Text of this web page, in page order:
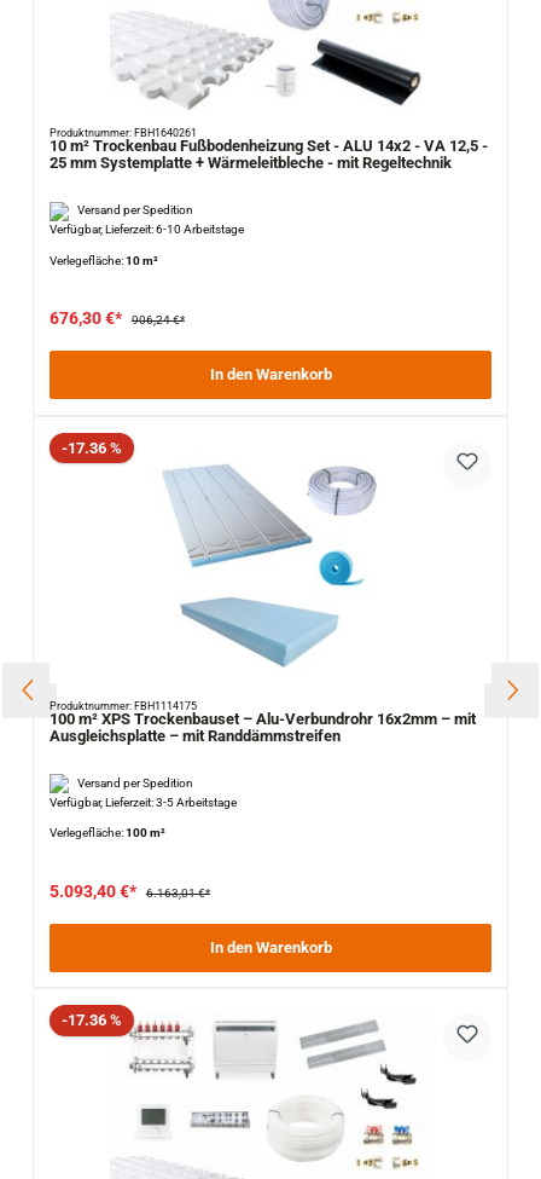
Produktnummer: FBH1640261
10 m² Trockenbau Fußbodenheizung Set - ALU 14x2 - VA 12,5 -
25 mm Systemplatte + Wärmeleitbleche - mit Regeltechnik
Versand per Spedition
Verfügbar, Lieferzeit: 6-10 Arbeitstage
Verlegefläche:10 m²
676,30 €* 906,24 €*
In den Warenkorb
Rabatt
-17.36 %
Produktnummer: FBH1114175
100 m² XPS Trockenbauset – Alu-Verbundrohr 16x2mm – mit
Ausgleichsplatte – mit Randdämmstreifen
Versand per Spedition
Verfügbar, Lieferzeit: 3-5 Arbeitstage
Verlegefläche:100 m²
5.093,40 €* 6.163,01 €*
In den Warenkorb
Rabatt
-17.36 %